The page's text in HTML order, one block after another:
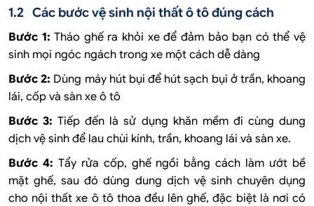
1.2 Các bước vệ sinh nội thất ô tô đúng cách
Bước 1: Tháo ghế ra khỏi xe để đảm bảo bạn có thể vệ
sinh mọi ngóc ngách trong xe một cách dễ dàng
Bước 2: Dùng máy hút bụi để hút sạch bụi ở trần, khoang
lái, cốp và sàn xe ô tô
Bước 3: Tiếp đến là sử dụng khăn mềm đi cùng dung
dịch vệ sinh để lau chùi kính, trần, khoang lái và sàn xe.
Bước 4: Tẩy rửa cốp, ghế ngồi bằng cách làm ướt bề
mặt ghế, sau đó dùng dung dịch vệ sinh chuyên dụng
cho nội thất xe ô tô thoa đều lên ghế, đặc biệt là nơi có